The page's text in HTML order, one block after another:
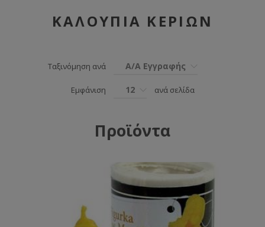
ΚΑΛΟΎΠΙΑ ΚΕΡΙΏΝ
Ταξινόμηση ανά Α/Α Εγγραφής
Εμφάνιση 12 ανά σελίδα
Προϊόντα